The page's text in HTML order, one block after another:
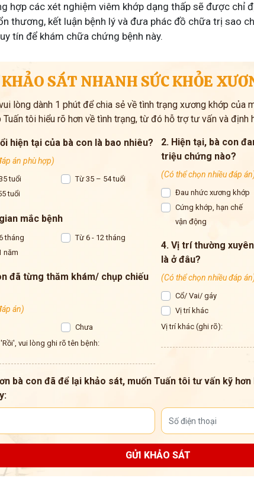
hợp các xét nghiệm viêm khớp dạng thấp sẽ được chỉ
thương, kết luận bệnh lý và đưa phác đồ chữa trị sao
tín để khám chữa chứng bệnh này.
KHẢO SÁT NHANH SỨC KHỎE
lòng dành 1 phút để chia sẻ về tình trạng xương khớp của
Tuấn tôi hiểu rõ hơn về tình trạng, từ đó hỗ trợ tư vấn và định
hiện tại của bà con là bao nhiêu?
án phù hợp)
tuổi
Từ 35 – 54 tuổi
tuổi
mắc bệnh
tháng
Từ 6 - 12 tháng
năm
đã từng thăm khám/ chụp chiếu
án)
Chưa
vui lòng ghi rõ tên bệnh:
2. Hiện tại, bà con
triệu chứng nào?
(Có thể chọn nhiều đáp
Đau nhức xương khớp
Cứng khớp, hạn chế
vận động
4. Vị trí thường
là ở đâu?
(Có thể chọn nhiều đáp
Cổ/ Vai/ gáy
Vị trí khác
Vị trí khác (ghi rõ):
bà con đã để lại khảo sát, muốn Tuấn tôi tư vấn kỹ
GỬI KHẢO SÁT